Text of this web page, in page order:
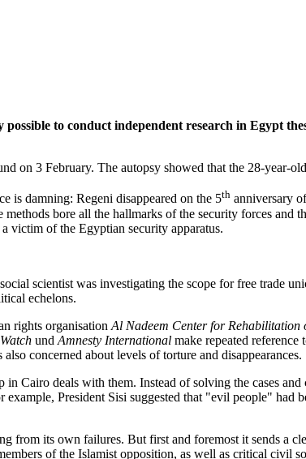
to conduct independent research in Egypt
on 3 February. The autopsy showed that the 28-year-
is damning: Regeni disappeared on the 5th anniversary
bore all the hallmarks of the security forces and
victim of the Egyptian security apparatus.
scientist was investigating the scope for free trade
echelons.
rights organisation Al Nadeem Center for Rehabilitation
und Amnesty International make repeated
concerned about levels of torture and disappearances.
Cairo deals with them. Instead of solving the cases
President Sisi suggested that "evil people" had
from its own failures. But first and foremost it sends a
of the Islamist opposition, as well as critical civil